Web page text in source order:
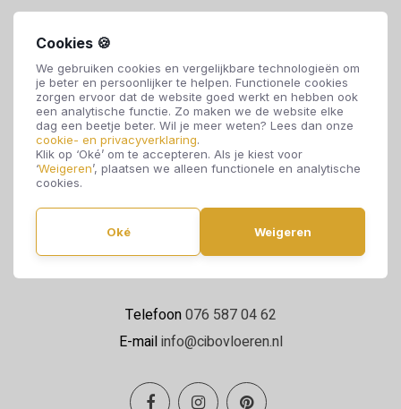
Cookies 🍪
We gebruiken cookies en vergelijkbare technologieën om
je beter en persoonlijker te helpen. Functionele cookies
zorgen ervoor dat de website goed werkt en hebben ook
een analytische functie. Zo maken we de website elke
dag een beetje beter. Wil je meer weten? Lees dan onze
cookie- en privacyverklaring.
Klik op ‘Oké’ om te accepteren. Als je kiest voor
‘Weigeren’, plaatsen we alleen functionele en analytische
cookies.
Oké Weigeren
Cibo Vloeren
4814 NE Breda
Maandag t/m zaterdag 09:00 - 17:00
Telefoon076 587 04 62
E-mailinfo@cibovloeren.nl